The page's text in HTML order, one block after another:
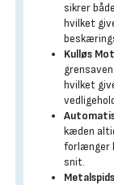
sikrer
hvilket
Kulløs
hvilket
kæden
forlænger
snit.